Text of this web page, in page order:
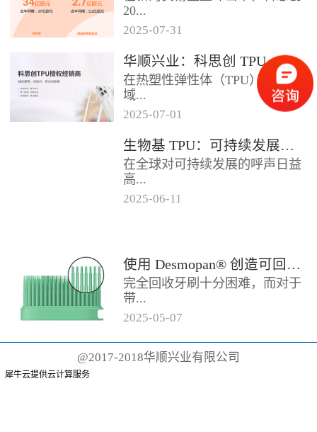
20...
25年第二季度业绩在充满挑战的
经济环境中公布。美国进口关税
的意外上调，对部分重点客户行
业...
2025-07-31
华顺兴业：科思创 TPU 一级代理商，优质 TPU 材料供应专家
在热塑性弹性体（TPU）材料领
域...
，华顺兴业凭借专业实力与行业
积淀，成为科思创 TPU 授权经销
商，为市场提供高品质的TP...
2025-07-01
生物基 TPU：可持续发展的材料新贵
在全球对可持续发展的呼声日益
高...
TP...
2025-06-11
使用 Desmopan® 创造可回收的热塑性聚氨酯牙刷头
完全回收牙刷十分困难，而对于
带...
有聚丙烯手柄和尼龙刷毛的传统
牙刷而言，这根本不可能。这些
2025-05-07
@2017-2018华顺兴业有限公司
犀牛云提供云计算服务